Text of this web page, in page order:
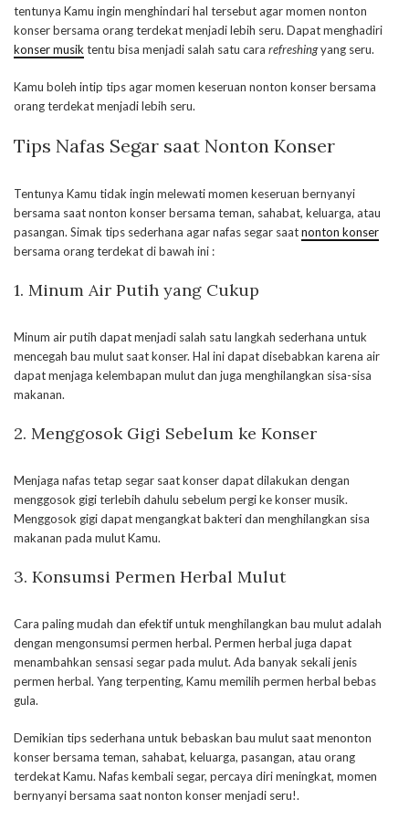
tentunya Kamu ingin menghindari hal tersebut agar momen nonton
konser bersama orang terdekat menjadi lebih seru. Dapat menghadiri
konser musiktentu bisa menjadi salah satu cara refreshingyang seru.
Kamu boleh intip tips agar momen keseruan nonton konser bersama
orang terdekat menjadi lebih seru.
Tips Nafas Segar saat Nonton Konser
Tentunya Kamu tidak ingin melewati momen keseruan bernyanyi
bersama saat nonton konser bersama teman, sahabat, keluarga, atau
pasangan. Simak tips sederhana agar nafas segar saatnonton konser
bersama orang terdekat di bawah ini :
1. Minum Air Putih yang Cukup
Minum air putih dapat menjadi salah satu langkah sederhana untuk
mencegah bau mulut saat konser. Hal ini dapat disebabkan karena air
dapat menjaga kelembapan mulut dan juga menghilangkan sisa-sisa
makanan.
2. Menggosok Gigi Sebelum ke Konser
Menjaga nafas tetap segar saat konser dapat dilakukan dengan
menggosok gigi terlebih dahulu sebelum pergi ke konser musik.
Menggosok gigi dapat mengangkat bakteri dan menghilangkan sisa
makanan pada mulut Kamu.
3. Konsumsi Permen Herbal Mulut
Cara paling mudah dan efektif untuk menghilangkan bau mulut adalah
dengan mengonsumsi permen herbal. Permen herbal juga dapat
menambahkan sensasi segar pada mulut. Ada banyak sekali jenis
permen herbal. Yang terpenting, Kamu memilih permen herbal bebas
gula.
Demikian tips sederhana untuk bebaskan bau mulut saat menonton
konser bersama teman, sahabat, keluarga, pasangan, atau orang
terdekat Kamu. Nafas kembali segar, percaya diri meningkat, momen
bernyanyi bersama saat nonton konser menjadi seru!.